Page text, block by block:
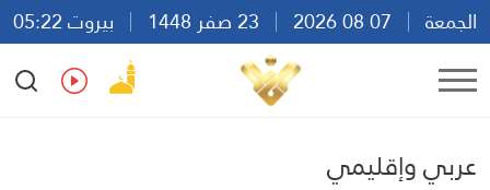
الجمعة
بيروت 05:22
Ar
En Fr Es
عربي وإقليمي